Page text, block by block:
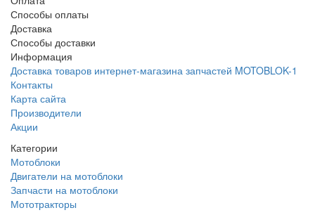
Способы оплаты
Доставка
Способы доставки
Информация
Доставка товаров интернет-магазина запчастей MOTOBLOK-1
Контакты
Карта сайта
Производители
Акции
Категории
Мотоблоки
Двигатели на мотоблоки
Запчасти на мотоблоки
Мототракторы